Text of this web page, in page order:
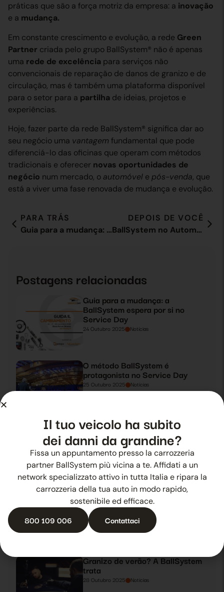
práticas que são a força motriz da empresa: a inovação
e a mudança.
Em constante crescimento e evolução, a rede Green
Partner criada pelo grupo BallSystem® não é apenas
uma rede de excelência para serviços não
convencionais de reparação de danos de granizo e de
circulação, mas é também uma plataforma disponível
para o setor para a partilha de ideias, projetos e
experiências.
Hoje, fazer parte da rede BallSystem® significa dar ao
seu negócio uma vantagem fundamental que pode
diferenciá-lo das oficinas que operam com métodos
tradicionais e oferecer novas oportunidades de
negócio num mercado, o automóvel e pós-venda, que
está a viver uma fase renovada de mudança e evolução.
PARA TRÁS
Guia para a mudança: a BallSystem espera por si no Service Day
DEPOIS DE VOCÊ
BallSystem no Automotive Dealer Day 2019
Postagens relacionadas
Guia para a mudança: a
BallSystem espera por si no
Service Day
24 Outubro 2025 Notícias
O método BallSystem é
protagonista no Service Day
25 Outubro 2025 Notícias
BallSystem no Automotive Dealer
Day 2019
26 Outubro 2025 Notícias
BallSystem protagonista no
Automotive Dealer Day 2019
27 Outubro 2025
Granizo de verão? A BallSystem
trata
28 Outubro 2025 Notícias
Il tuo veicolo ha subito
dei danni da grandine?
Fissa un appuntamento presso la carrozzeria
partner BallSystem più vicina a te. Affidati a un
network specializzato attivo in tutta Italia e ripara la
carrozzeria della tua auto in modo rapido,
sostenibile ed efficace.
800 109 006 Contattaci